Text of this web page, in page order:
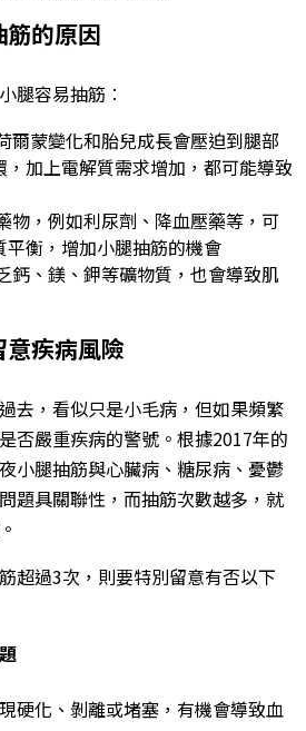
的原因
腿容易抽筋︰
爾蒙變化和胎兒成長會壓迫到腿部
加上電解質需求增加，都可能導致
物，例如利尿劑、降血壓藥等，可
平衡，增加小腿抽筋的機會
鈣、鎂、鉀等礦物質，也會導致肌
疾病風險
去，看似只是小毛病，但如果頻繁
否嚴重疾病的警號。根據2017年的
小腿抽筋與心臟病、糖尿病、憂鬱
題具關聯性，而抽筋次數越多，就
超過3次，則要特別留意有否以下
硬化、剝離或堵塞，有機會導致血